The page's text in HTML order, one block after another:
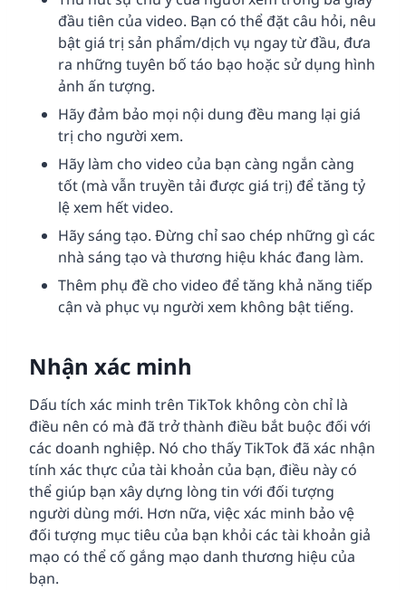
đầu tiên của video. Bạn có thể đặt câu hỏi, nêu
bật giá trị sản phẩm/dịch vụ ngay từ đầu, đưa
ra những tuyên bố táo bạo hoặc sử dụng hình
ảnh ấn tượng.
Hãy đảm bảo mọi nội dung đều mang lại giá
trị cho người xem.
Hãy làm cho video của bạn càng ngắn càng
tốt (mà vẫn truyền tải được giá trị) để tăng tỷ
lệ xem hết video.
Hãy sáng tạo. Đừng chỉ sao chép những gì các
nhà sáng tạo và thương hiệu khác đang làm.
Thêm phụ đề cho video để tăng khả năng tiếp
cận và phục vụ người xem không bật tiếng.
Nhận xác minh
Dấu tích xác minh trên TikTok không còn chỉ là
điều nên có mà đã trở thành điều bắt buộc đối với
các doanh nghiệp. Nó cho thấy TikTok đã xác nhận
tính xác thực của tài khoản của bạn, điều này có
thể giúp bạn xây dựng lòng tin với đối tượng
người dùng mới. Hơn nữa, việc xác minh bảo vệ
đối tượng mục tiêu của bạn khỏi các tài khoản giả
mạo có thể cố gắng mạo danh thương hiệu của
bạn.